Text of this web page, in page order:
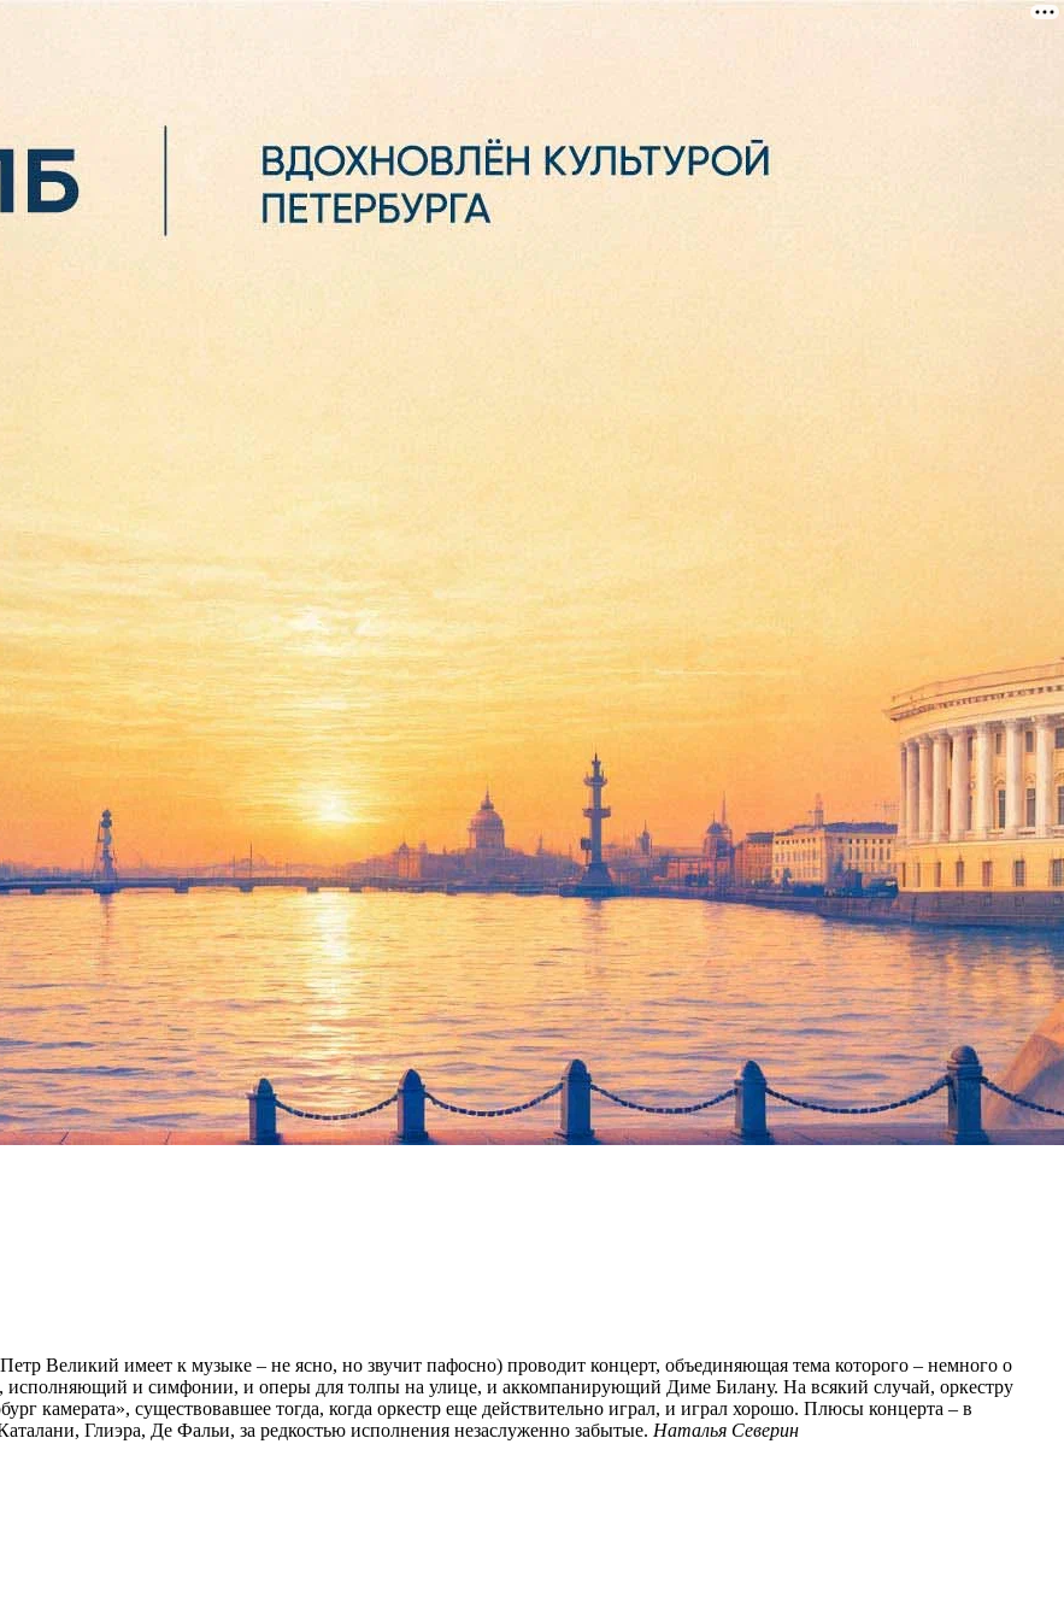
Государственного Эрмитажа «Санкт-Петербург
Великий имеет к музыке – не ясно, но звучит пафосно) проводит концерт, объединяющая тема которого – немного о
исполняющий и симфонии, и оперы для толпы на улице, и аккомпанирующий Диме Билану. На всякий случай, оркестру
камерата», существовавшее тогда, когда оркестр еще действительно играл, и играл хорошо. Плюсы концерта – в
Глиэра, Де Фальи, за редкостью исполнения незаслуженно забытые. Наталья Северин